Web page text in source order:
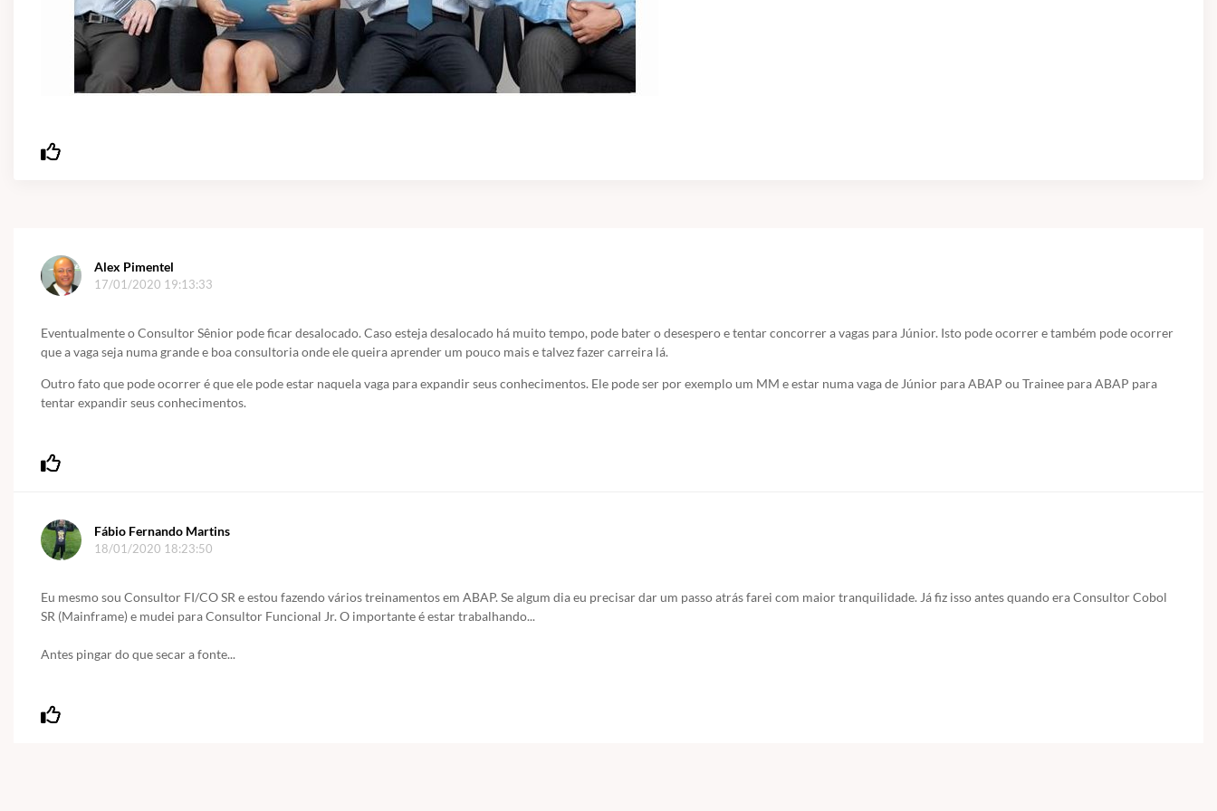
Alex Pimentel
17/01/2020 19:13:33
Eventualmente o Consultor Sênior pode ficar desalocado. Caso esteja desalocado há muito tempo, pode bater o desespero e tentar concorrer a vagas para Júnior. Isto pode ocorrer e também pode ocorrer
que a vaga seja numa grande e boa consultoria onde ele queira aprender um pouco mais e talvez fazer carreira lá.
Outro fato que pode ocorrer é que ele pode estar naquela vaga para expandir seus conhecimentos. Ele pode ser por exemplo um MM e estar numa vaga de Júnior para ABAP ou Trainee para ABAP para
tentar expandir seus conhecimentos.
Fábio Fernando Martins
18/01/2020 18:23:50
Eu mesmo sou Consultor FI/CO SR e estou fazendo vários treinamentos em ABAP. Se algum dia eu precisar dar um passo atrás farei com maior tranquilidade. Já fiz isso antes quando era Consultor Cobol
SR (Mainframe) e mudei para Consultor Funcional Jr. O importante é estar trabalhando...
Antes pingar do que secar a fonte...